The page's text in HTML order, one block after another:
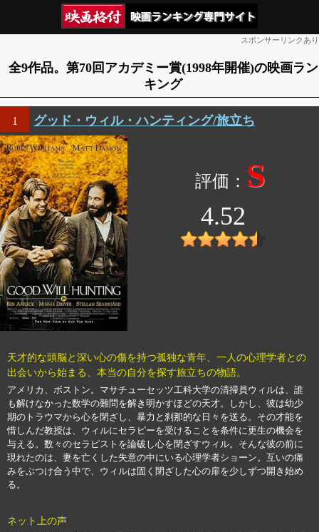
スポンサーリンクあり
全9作品。第70回アカデミー賞(1998年開催)の映画ラン
キング
1 グッド・ウィル・ハンティング/旅立ち
S
4.52
天才的な頭脳と深い心の傷を持つ孤独な青年、一人の心理学者との
出会いから始まる、本当の自分を探す旅立ちの物語。
アメリカ、ボストン。マサチューセッツ工科大学の清掃員ウィルは、誰
も解けなかった数学の難問を解き明かすほどの天才。しかし、彼は幼少
期のトラウマから心を閉ざし、暴力と刹那的な日々を送る。その才能を
惜しんだ教授は、ウィルにセラピーを受けることを条件に更生の機会を
与える。数々のセラピストを論破し心を閉ざすウィル。そんな彼の前に
現れたのは、妻を亡くした失意の中にいる心理学者ショーン。互いの痛
みをぶつけ合う中で、ウィルは固く閉ざした心の扉を少しずつ開き始め
る。
ネット上の声